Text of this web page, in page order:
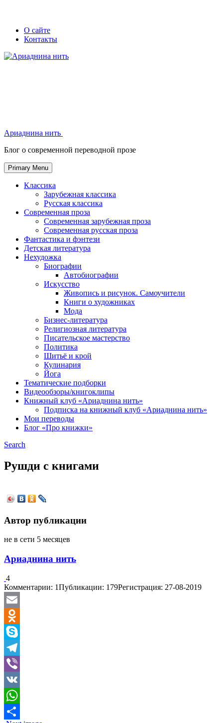
Skip
Secondary
left
navigation
Secondary
right
navigation
О сайте
Контакты
Ариаднина нить
Блог о современной переводной прозе
Primary Menu
Классика
Зарубежная классика
Русская классика
Современная проза
Современная зарубежная проза
Современная русская проза
Фантастика и фэнтези
Детская литература
Нехудожка
Биографии
Автобиографии
Искусство
Живопись и рисунок. Самоучители
Книги о художниках
Мода
Бизнес-литература
Религиозная литература
Писательское мастерство
Политика
Шитьё и крой
Кулинария
Йога
Тематические подборки
Видеообзоры/книгоклипы
Книжный клуб «Ариаднина нить»
Подписка на книжный клуб «Ариаднина нить»
Мои переводы
Блог «Про книжки»
Search
Рушди с книгами
Автор публикации
не в сети 5 месяцев
Ариаднина нить
4
Комментарии: 1Публикации: 179Регистрация: 27-08-2019
Email
Odnoklassniki
Skype
Telegram
Viber
VK
WhatsApp